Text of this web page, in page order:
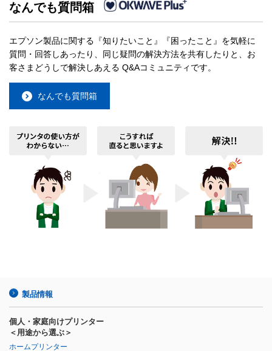
なんでも質問箱
エプソン製品に関する『知りたいこと』『困ったこと』を気軽に
質問・回答しあったり、同じ疑問の解決方法を共有したりと、お
客さまどうしで解決しあえる Q&Aコミュニティです。
なんでも質問箱
製品情報
個人・家庭向けプリンター
＜用途から選ぶ＞
ホームプリンター